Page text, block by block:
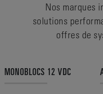
Nos marques
solutions
offres de
MONOBLOCS 12 VDC